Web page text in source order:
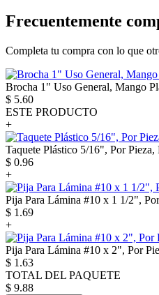
Frecuentemente
Completa tu compra con lo que
Brocha 1" Uso General, Mango
$ 5.60
ESTE PRODUCTO
+
Taquete Plástico 5/16", Por
$ 0.96
+
Pija Para Lámina #10 x 1 1/2",
$ 1.69
+
Pija Para Lámina #10 x 2", Por
$ 1.63
TOTAL DEL PAQUETE
$ 9.88